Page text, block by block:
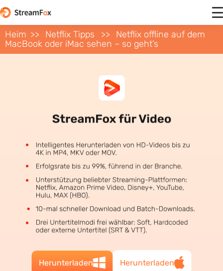
Heim Netflix Tipps
Netflix offline auf dem
MacBook oder iMac sehen – so geht’s
Herunterladen Herunterladen